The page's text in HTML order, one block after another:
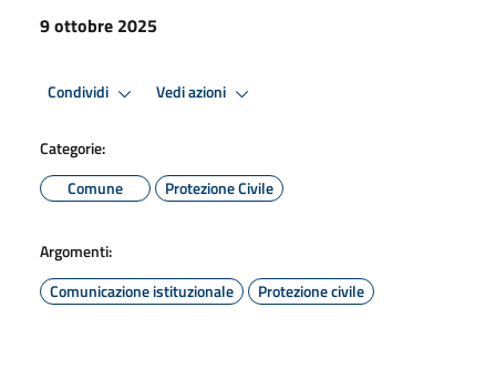
9 ottobre 2025
Condividi Vedi azioni
Categorie:
Comune
Protezione Civile
Argomenti:
Comunicazione istituzionale
Protezione civile